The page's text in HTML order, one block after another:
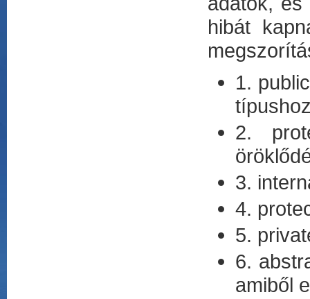
hibát
1.
2.
3.
4.
5.
6.
amiből